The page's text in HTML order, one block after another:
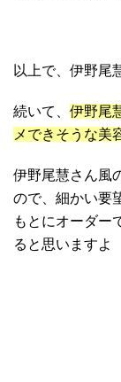
以上で、伊野尾
続いて、 伊野尾
メできそうな美
伊野尾慧さん風
ので、細かい要
もとにオーダー
ると思いますよ